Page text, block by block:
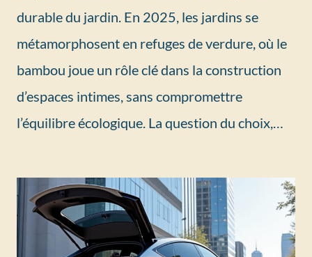
durable du jardin. En 2025, les jardins se
métamorphosent en refuges de verdure, où le
bambou joue un rôle clé dans la construction
d’espaces intimes, sans compromettre
l’équilibre écologique. La question du choix,…